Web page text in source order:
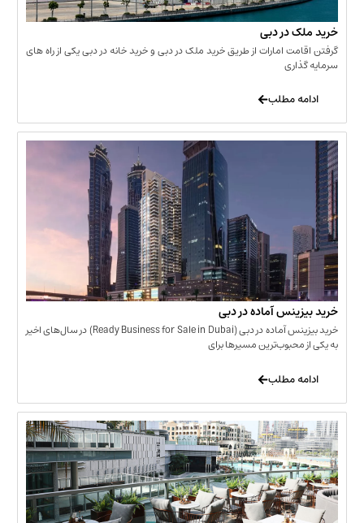
در دبی
امارات از طریق خرید ملک در دبی و خرید خانه در دبی یکی از راه های
آماده در دبی
خرید بیزینس آماده در دبی (Ready Business for Sale in Dubai) در سال‌های اخیر
مسیرها برای